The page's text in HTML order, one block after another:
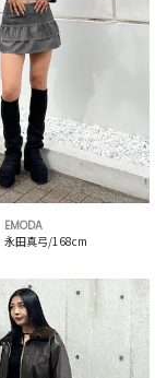
EMODA
永田真弓/168cm